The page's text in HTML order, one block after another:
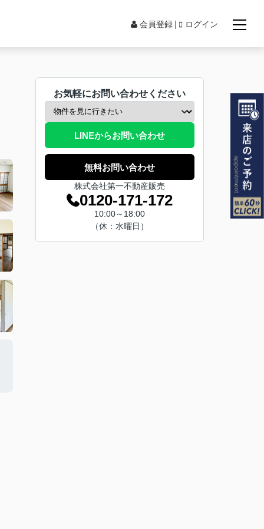
会員登録 ログイン
お気軽にお問い合わせください
LINEからお問い合わせ
無料お問い合わせ
株式会社第一不動産販売
0120-171-172
10:00～18:00
（休：水曜日）